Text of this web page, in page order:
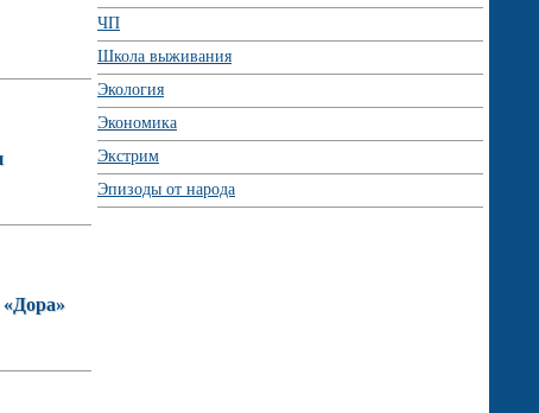
«Дора»
ЧП
Школа выживания
Экология
Экономика
Экстрим
Эпизоды от народа